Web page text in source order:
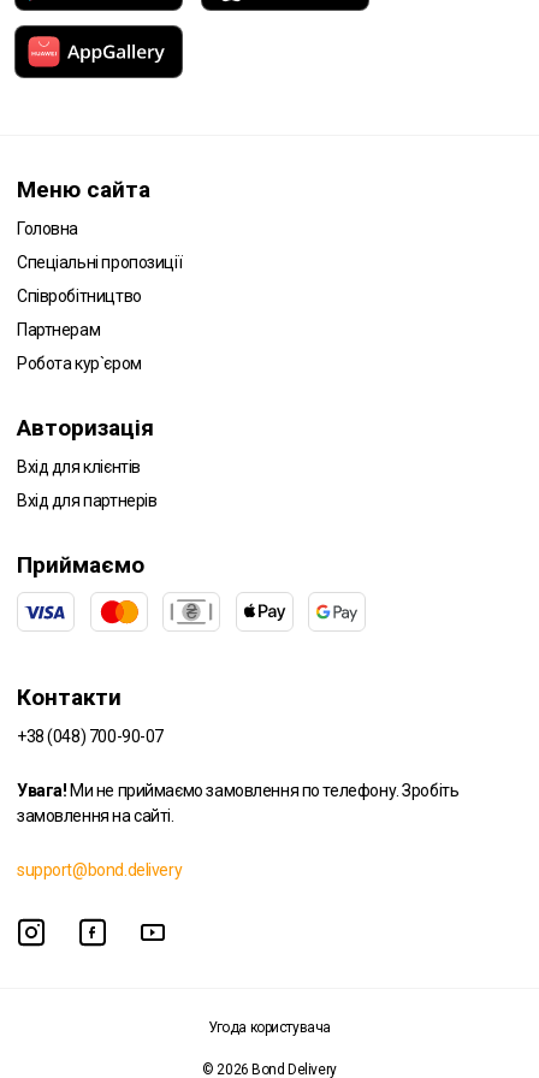
Меню сайта
Головна
Спеціальні пропозиції
Співробітництво
Партнерам
Робота кур`єром
Авторизація
Вхід для клієнтів
Вхід для партнерів
Приймаємо
Контакти
+38 (048) 700-90-07
Увага! Ми не приймаємо замовлення по телефону. Зробіть
замовлення на сайті.
support@bond.delivery
Угода користувача
© 2026 Bond Delivery